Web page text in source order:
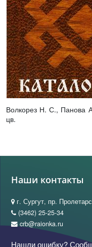
Волкорез Н. С., Панова
цв.
Наши контакты
г. Сургут, пр.
(3462) 25-25-34
crb@raionka.ru
Нашли ошибку?